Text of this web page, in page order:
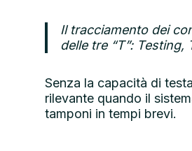
Il tracciamento dei
delle tre “T”: Testing,
Senza la capacità di
rilevante quando il
tamponi in tempi brevi.